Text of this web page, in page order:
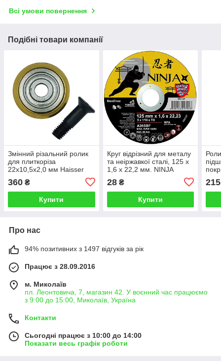
Всі умови повернення
Подібні товари компанії
Змінний різальний ролик
для плиткоріза
22х10,5х2,0 мм Haisser
360 ₴
Купити
Круг відрізний для металу
та неіржавкої сталі, 125 х
1,6 х 22,2 мм. NINJA
28₴
Купити
215
Про нас
94% позитивних з 1497 відгуків за рік
Працює з 28.09.2016
м. Миколаїв
пл. Леонтовича, 7, магазин 42. У воєнний час працюємо
з 9:00 до 15:00, Миколаїв, Україна
Контакти
Сьогодні працює з 10:00 до 14:00
Показати весь графік роботи